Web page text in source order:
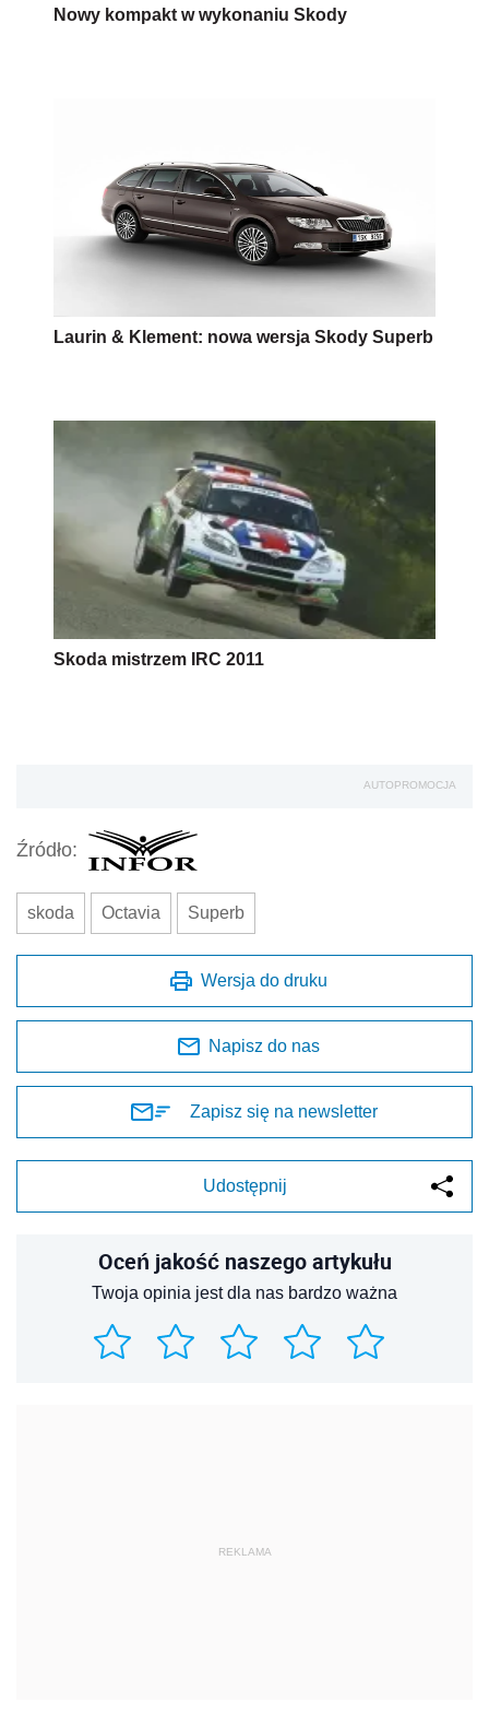
Nowy kompakt w wykonaniu Skody
Laurin & Klement: nowa wersja Skody Superb
Skoda mistrzem IRC 2011
AUTOPROMOCJA
Źródło:
skoda Octavia Superb
Wersja do druku
Napisz do nas
Zapisz się na newsletter
Udostępnij
Oceń jakość naszego artykułu
Twoja opinia jest dla nas bardzo ważna
REKLAMA